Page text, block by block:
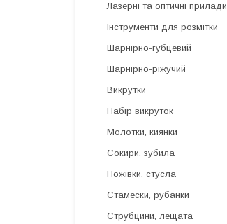
Лазерні та оптичні прилади
Інструменти для розмітки
Шарнірно-губцевий
Шарнірно-ріжучий
Викрутки
Набір викруток
Молотки, киянки
Сокири, зубила
Ножівки, стусла
Стамески, рубанки
Струбцини, лещата